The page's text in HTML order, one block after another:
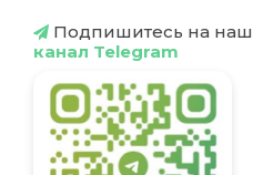
Подпишитесь на наш
канал Telegram
Y